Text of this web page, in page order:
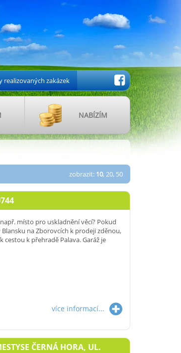
realizovaných zakázek
NABÍZÍM
zobrazit: 10, 20, 50
místo pro uskladnění věcí? Pokud
na Zborovcích k prodeji zděnou,
cestou k přehradě Palava. Garáž je
více informací...
ČERNÁ HORA, UL.